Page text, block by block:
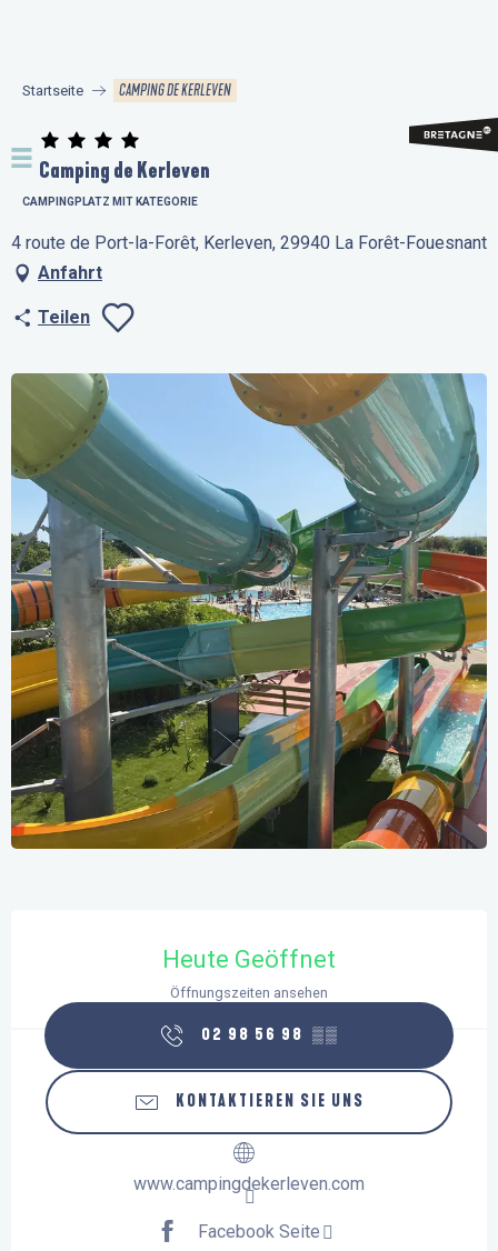
principal
Startseite CAMPING DE KERLEVEN
Camping de Kerleven
CAMPINGPLATZ MIT KATEGORIE
4 route de Port-la-Forêt, Kerleven, 29940 La Forêt-Fouesnant
Anfahrt
Teilen
Heute Geöffnet
Öffnungszeiten ansehen
02 98 56 98 ▒▒
KONTAKTIEREN SIE UNS
www.campingdekerleven.com
Facebook Seite